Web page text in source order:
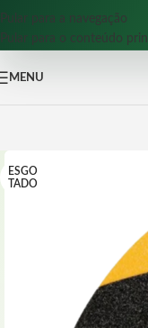
Pular para a navegação
Pular para o conteúdo
MENU
ESGO
TADO